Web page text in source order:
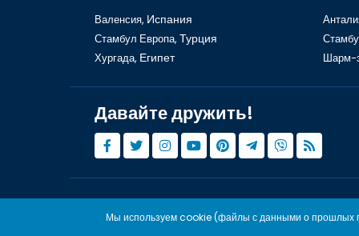
Валенсия, Испания
Стамбул Европа, Турция
Хургада, Египет Шарм-
Давайте дружить!
Мы используем cookie (файлы с данными о прошлых